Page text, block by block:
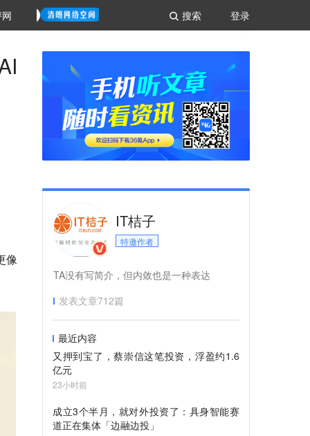
登录
搜索
像
IT桔子
特邀作者
TA没有写简介，但内敛也是一种表达
发表文章712篇
最近内容
又押到宝了，蔡崇信这笔投资，浮盈约1.6
亿元
23小时前
成立3个半月，就对外投资了：具身智能赛
道正在集体「边融边投」